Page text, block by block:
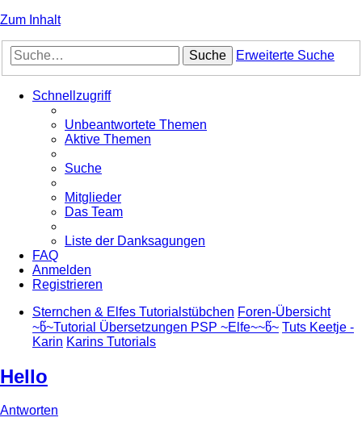
Zum Inhalt
Suche Erweiterte Suche
Schnellzugriff
Unbeantwortete Themen
Aktive Themen
Suche
Mitglieder
Das Team
Liste der Danksagungen
FAQ
Anmelden
Registrieren
Sternchen & Elfes Tutorialstübchen Foren-Übersicht
~წ~Tutorial Übersetzungen PSP ~Elfe~~წ~ Tuts Keetje -
Karin Karins Tutorials
Hello
Antworten